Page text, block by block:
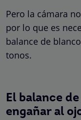
Pero la cámara
por lo que es
balance de
tonos.
El balance
engañar al